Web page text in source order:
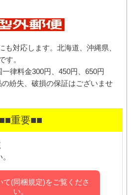
も対応します。北海道、沖縄県、
す。
律料金300円、450円、650円
紛失、破損の保証はございませ
■■重要■■
て(同梱規定)をご覧くださ
い。